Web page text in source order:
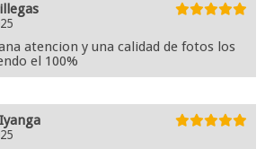
atencion y una calidad de fotos los
el 100%